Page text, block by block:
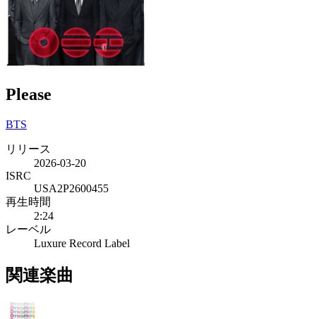
Please
BTS
リリース
2026-03-20
ISRC
USA2P2600455
再生時間
2:24
レーベル
Luxure Record Label
関連楽曲